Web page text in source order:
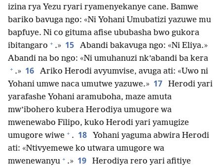
izina rya Yezu ryari ryamenyekanye cane. Bamwe
bariko bavuga ngo: «Ni Yohani Umubatizi yazuwe mu
bapfuye. Ni co gituma afise ububasha bwo gukora
ibitangaro + .» 15
Abandi bakavuga ngo: «Ni Eliya.»
Abandi na bo ngo: «Ni umuhanuzi nk’abandi ba kera
+ .» 16
Ariko Herodi avyumvise, avuga ati: «Uwo ni
Yohani umwe naca umutwe yazuwe.» 17
Herodi yari
yarafashe Yohani aramuboha, maze amuta
mw’ibohero kubera Herodiya umugore wa
mwenewabo Filipo, kuko Herodi yari yamugize
umugore wiwe + . 18
Yohani yaguma abwira Herodi
ati: «Ntivyemewe ko utwara umugore wa
mwenewanyu + .» 19
Herodiya rero yari afitiye